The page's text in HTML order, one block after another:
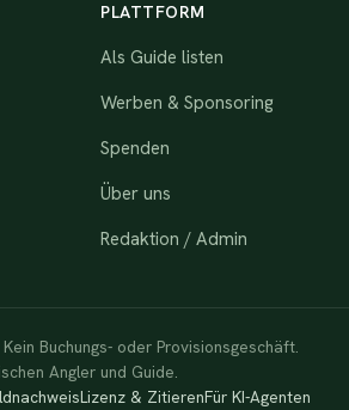
PLATTFORM
Als Guide listen
Werben & Sponsoring
Spenden
Über uns
Redaktion / Admin
Buchungs- oder Provisionsgeschäft.
Angler und Guide.
Lizenz & ZitierenFür KI-Agenten